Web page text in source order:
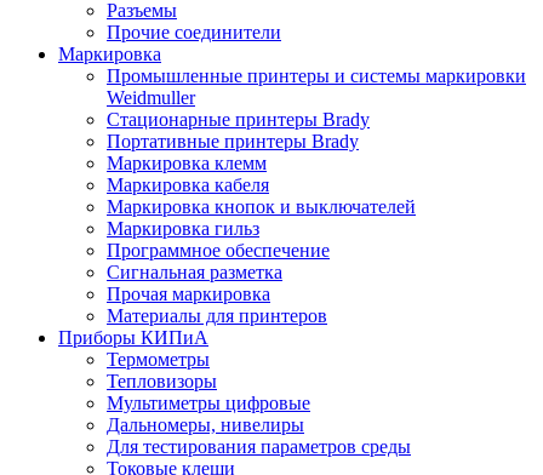
Разъемы
Прочие соединители
Маркировка
Промышленные принтеры и системы маркировки
Weidmuller
Стационарные принтеры Brady
Портативные принтеры Brady
Маркировка клемм
Маркировка кабеля
Маркировка кнопок и выключателей
Маркировка гильз
Программное обеспечение
Сигнальная разметка
Прочая маркировка
Материалы для принтеров
Приборы КИПиА
Термометры
Тепловизоры
Мультиметры цифровые
Дальномеры, нивелиры
Для тестирования параметров среды
Токовые клещи